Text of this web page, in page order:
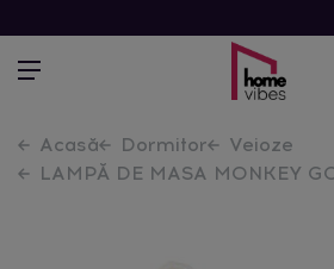
Acasă Dormitor
Veioze
LAMPĂ DE MASA MONKEY